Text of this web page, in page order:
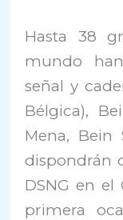
Hasta 38
mundo
señal y
Bélgica),
Mena, Bein
dispondrán
DSNG en el
primera